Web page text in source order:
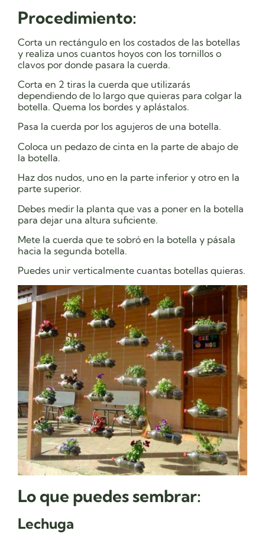
Procedimiento:
Corta un rectángulo en los costados de las botellas
y realiza unos cuantos hoyos con los tornillos o
clavos por donde pasara la cuerda.
Corta en 2 tiras la cuerda que utilizarás
dependiendo de lo largo que quieras para colgar la
botella. Quema los bordes y aplástalos.
Pasa la cuerda por los agujeros de una botella.
Coloca un pedazo de cinta en la parte de abajo de
la botella.
Haz dos nudos, uno en la parte inferior y otro en la
parte superior.
Debes medir la planta que vas a poner en la botella
para dejar una altura suficiente.
Mete la cuerda que te sobró en la botella y pásala
hacia la segunda botella.
Puedes unir verticalmente cuantas botellas quieras.
Lo que puedes sembrar:
Lechuga